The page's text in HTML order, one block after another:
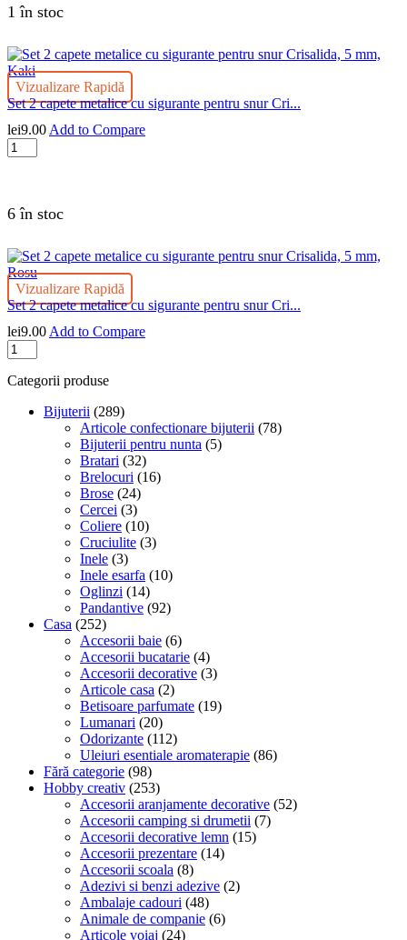
metalice
pentru
snur
Crisalida,
5
mm,
Gri
deschis
1 în stoc
Vizualizare Rapidă
Set 2 capete metalice cu sigurante pentru snur Cri...
lei9.00 Add to Compare
Cantitate
Set
metalice
pentru
snur
Crisalida,
5
mm,
Kaki
6 în stoc
Vizualizare Rapidă
Set 2 capete metalice cu sigurante pentru snur Cri...
lei9.00 Add to Compare
Cantitate
Set
2
metalice
Categorii produse
Bijuterii (289)
Articole confectionare bijuterii (78)
Bijuterii pentru nunta (5)
Bratari (32)
Brelocuri (16)
Brose (24)
Cercei (3)
Coliere (10)
Cruciulite (3)
Inele (3)
Inele esarfa (10)
Oglinzi (14)
Pandantive (92)
Casa (252)
Accesorii baie (6)
Accesorii bucatarie (4)
Accesorii decorative (3)
Articole casa (2)
Betisoare parfumate (19)
Lumanari (20)
Odorizante (112)
Uleiuri esentiale aromaterapie (86)
Fără categorie (98)
Hobby creativ (253)
Accesorii aranjamente decorative (52)
Accesorii camping si drumetii (7)
Accesorii decorative lemn (15)
Accesorii prezentare (14)
Accesorii scoala (8)
Adezivi si benzi adezive (2)
Ambalaje cadouri (48)
Animale de companie (6)
Articole voiaj (24)